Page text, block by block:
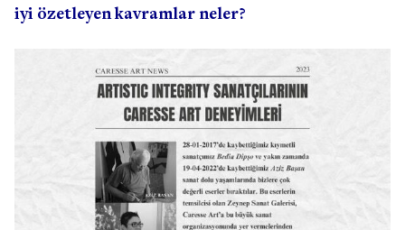
iyi özetleyen kavramlar neler?